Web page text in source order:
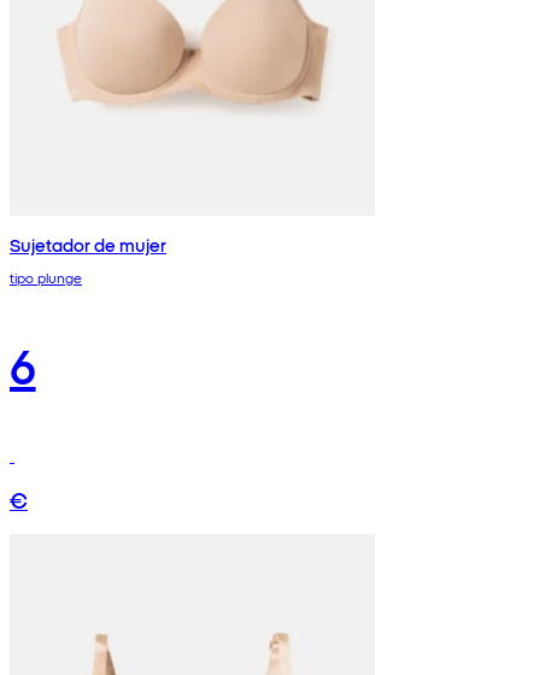
Sujetador de mujer
tipo plunge
6
€